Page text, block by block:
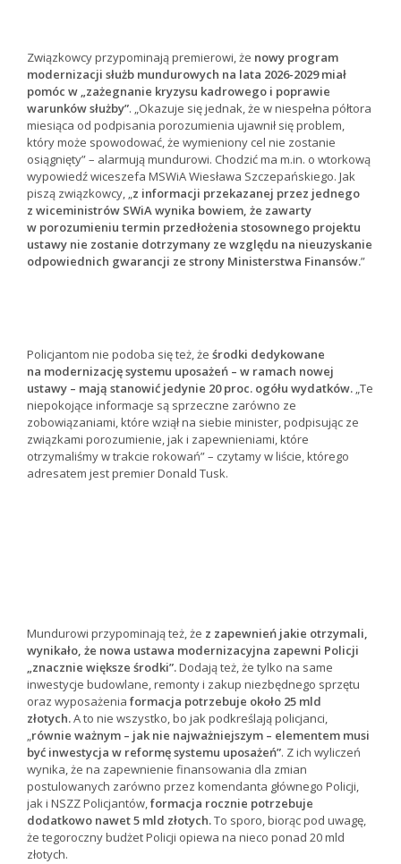
Związkowcy przypominają premierowi, że nowy program
modernizacji służb mundurowych na lata 2026-2029 miał
pomóc w „zażegnanie kryzysu kadrowego i poprawie
warunków służby”. „Okazuje się jednak, że w niespełna półtora
miesiąca od podpisania porozumienia ujawnił się problem,
który może spowodować, że wymieniony cel nie zostanie
osiągnięty” – alarmują mundurowi. Chodzić ma m.in. o wtorkową
wypowiedź wiceszefa MSWiA Wiesława Szczepańskiego. Jak
piszą związkowcy, „z informacji przekazanej przez jednego
z wiceministrów SWiA wynika bowiem, że zawarty
w porozumieniu termin przedłożenia stosownego projektu
ustawy nie zostanie dotrzymany ze względu na nieuzyskanie
odpowiednich gwarancji ze strony Ministerstwa Finansów.”
Policjantom nie podoba się też, że środki dedykowane
na modernizację systemu uposażeń – w ramach nowej
ustawy – mają stanowić jedynie 20 proc. ogółu wydatków. „Te
niepokojące informacje są sprzeczne zarówno ze
zobowiązaniami, które wziął na siebie minister, podpisując ze
związkami porozumienie, jak i zapewnieniami, które
otrzymaliśmy w trakcie rokowań” – czytamy w liście, którego
adresatem jest premier Donald Tusk.
Mundurowi przypominają też, że z zapewnień jakie otrzymali,
wynikało, że nowa ustawa modernizacyjna zapewni Policji
„znacznie większe środki”.Dodają też, że tylko na same
inwestycje budowlane, remonty i zakup niezbędnego sprzętu
oraz wyposażenia formacja potrzebuje około 25 mld
złotych.A to nie wszystko, bo jak podkreślają policjanci,
„równie ważnym – jak nie najważniejszym – elementem musi
być inwestycja w reformę systemu uposażeń”. Z ich wyliczeń
wynika, że na zapewnienie finansowania dla zmian
postulowanych zarówno przez komendanta głównego Policji,
jak i NSZZ Policjantów,formacja rocznie potrzebuje
dodatkowo nawet 5 mld złotych.To sporo, biorąc pod uwagę,
że tegoroczny budżet Policji opiewa na nieco ponad 20 mld
złotych.